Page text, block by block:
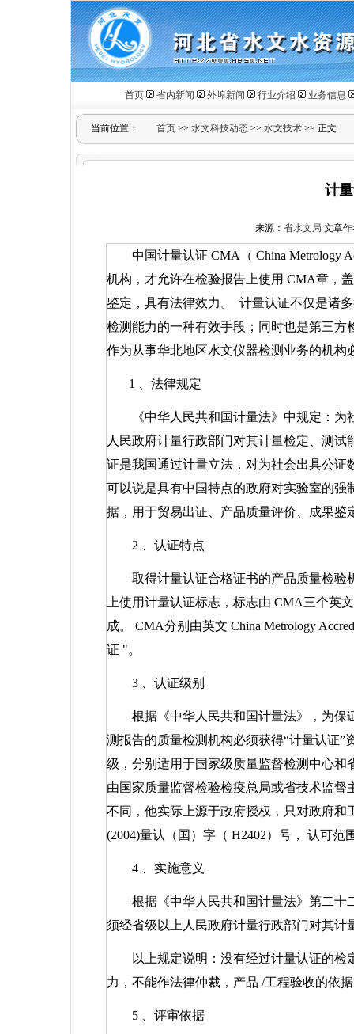
首页 省内新闻 外埠新闻 行业介绍 业务信息
当前位置： 首页 >> 水文科技动态 >> 水文技术 >> 正文
计
来源： 省水文局 文章作
中国计量认证CMA （China Metrology
机构，才允许在检验报告上使用 CMA章，
鉴定，具有法律效力。
计量认证不仅是诸
检测能力的一种有效手段；同时也是第三方
作为从事华北地区水文仪器检测业务的机
1 、法律规定
《中华人民共和国计量法》中规定：
人民政府计量行政部门对其计量检定、测
证是我国通过计量立法，对为社会出具公
可以说是具有中国特点的政府对实验室的
据，用于贸易出证、产品质量评价、成果鉴
2 、认证特点
取得计量认证合格证书的产品质量检
上使用计量认证标志，标志由 CMA三个英
成。 CMA分别由英文 China Metrology
证 "。
3 、认证级别
根据《中华人民共和国计量法》，为
测报告的质量检测机构必须获得“计量认证”
级，分别适用于国家级质量监督检测中心和
由国家质量监督检验检疫总局或省技术监
不同，他实际上源于政府授权，只对政府
(2004)量认（国）字（ H2402）号， 认可范
4 、实施意义
根据《中华人民共和国计量法》第二十
须经省级以上人民政府计量行政部门对其
以上规定说明：没有经过计量认证的检
力，不能作法律仲裁，产品 /工程验收的依
5 、评审依据